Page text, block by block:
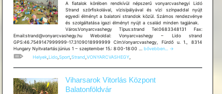
A fiatalok körében rendkívül népszerű vonyarcvashegyi Lidó
Strand szörfiskolával, vízisípályával és vízi színpaddal nyújt
egyedi élményt a balatoni strandok közül. Számos rendezvénye
és szolgáltatása igazi élményt nyújt a család minden tagjának.
Város:Vonyarcvashegy Típus:strand Tel:0683348131 Fax:
Email:strand@vonyarcvashegy.hu Weboldal: Vonyarcvashegy – Lido strand
GPS:46.7549147999999-17.3109018999999 Cím:Vonyarcvashegy, Fürdő u. 1., 8314
Hungary Nyitvatartás:június 1 – szeptember 15.: 8:00-18:00 … Vonyarcvashegy
strand
bővebben... →
Helyek, Lido, Sport, Strand VONYARCVASHEGY,
Viharsarok Vitorlás Központ
Balatonföldvár